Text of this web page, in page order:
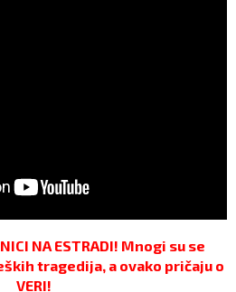
NA ESTRADI! Mnogi su se
tragedija, a ovako pričaju o
VERI!